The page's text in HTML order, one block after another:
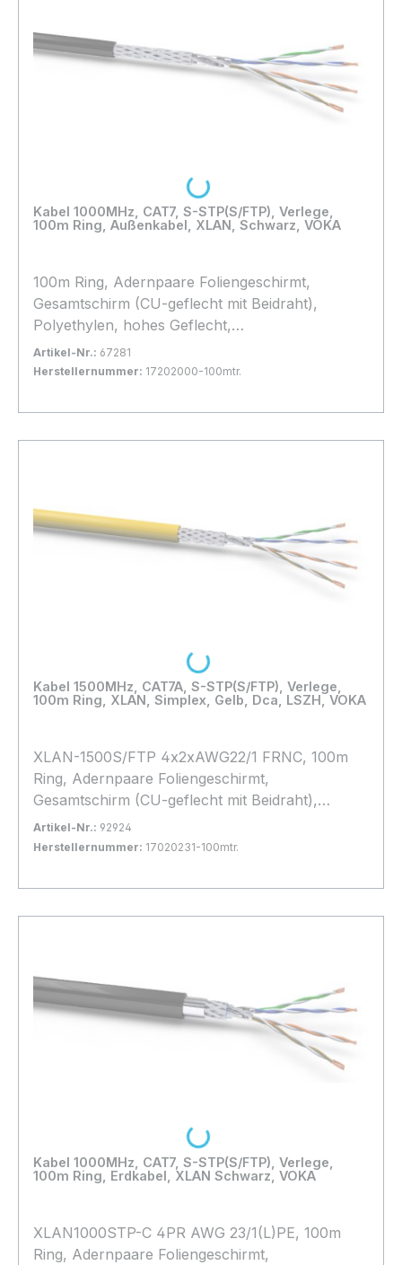
Kabel 1000MHz, CAT7, S-STP(S/FTP), Verlege,
100m Ring, Außenkabel, XLAN, Schwarz, VOKA
100m Ring, Adernpaare Foliengeschirmt,
Gesamtschirm (CU-geflecht mit Beidraht),
Polyethylen, hohes Geflecht,
Außendurchmesser 9,4mm, Leiterdurchmesser
0,57mm blank,
Artikel-Nr.: 67281
Herstellernummer: 17202000-100mtr.
In den Warenkorb
Loading...
Kabel 1500MHz, CAT7A, S-STP(S/FTP), Verlege,
100m Ring, XLAN, Simplex, Gelb, Dca, LSZH, VOKA
XLAN-1500S/FTP 4x2xAWG22/1 FRNC, 100m
Ring, Adernpaare Foliengeschirmt,
Gesamtschirm (CU-geflecht mit Beidraht),
Halogenfrei, * Gelb *, hohes Geflecht, d=
8,4mm, Brandlast: Dca
Artikel-Nr.: 92924
Herstellernummer: 17020231-100mtr.
In den Warenkorb
Loading...
Kabel 1000MHz, CAT7, S-STP(S/FTP), Verlege,
100m Ring, Erdkabel, XLAN Schwarz, VOKA
XLAN1000STP-C 4PR AWG 23/1(L)PE, 100m
Ring, Adernpaare Foliengeschirmt,
Loading...